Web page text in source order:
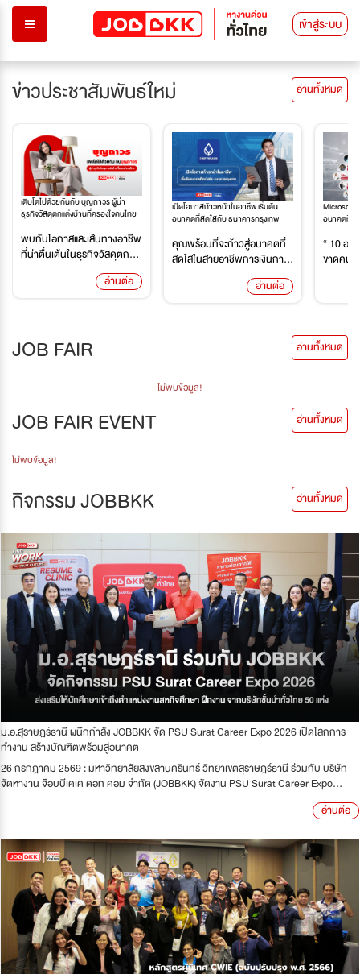
เข้าสู่ระบบ
ข่าวประชาสัมพันธ์ใหม่ อ่านทั้งหมด
เติบโตไปด้วยกันกับ บุญถาวร ผู้นำ
ธุรกิจวัสดุตกแต่งบ้านที่ครองใจคนไทย
พบกับโอกาสและเส้นทางอาชีพ
ที่น่าตื่นเต้นในธุรกิจวัสดุตก...
อ่านต่อ
เปิดโอกาสก้าวหน้าในอาชีพ เริ่มต้น
อนาคตที่สดใสกับ ธนาคารกรุงเทพ
คุณพร้อมที่จะก้าวสู่อนาคตที่
สดใสในสายอาชีพการเงินกา...
อ่านต่อ
Microsoft
อนาคตที่ผู้
“ 10 อา
ขาดคน
JOB FAIR อ่านทั้งหมด
ไม่พบข้อมูล!
JOB FAIR EVENT อ่านทั้งหมด
ไม่พบข้อมูล!
กิจกรรม JOBBKK อ่านทั้งหมด
ม.อ.สุราษฎร์ธานี ผนึกกำลัง JOBBKK จัด PSU Surat Career Expo 2026 เปิดโลกการ
ทำงาน สร้างบัณฑิตพร้อมสู่อนาคต
26 กรกฎาคม 2569 : มหาวิทยาลัยสงขลานครินทร์ วิทยาเขตสุราษฎร์ธานี ร่วมกับ บริษัท
จัดหางาน จ๊อบบีเคเค ดอท คอม จำกัด (JOBBKK) จัดงาน PSU Surat Career Expo...
อ่านต่อ